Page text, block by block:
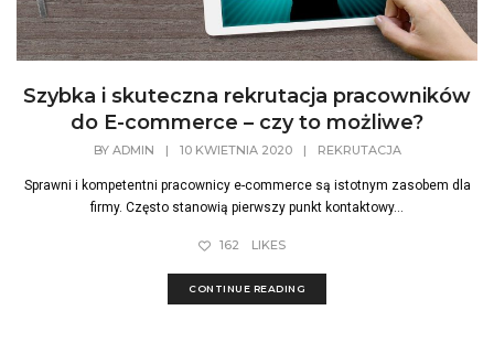
Szybka i skuteczna rekrutacja pracowników
do E-commerce – czy to możliwe?
BY ADMIN | 10 KWIETNIA 2020 | REKRUTACJA
Sprawni i kompetentni pracownicy e-commerce są istotnym zasobem dla
firmy. Często stanowią pierwszy punkt kontaktowy...
162 LIKES
CONTINUE READING